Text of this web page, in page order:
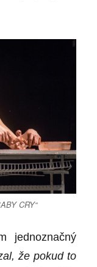
CRY“
jednoznačný
že pokud to